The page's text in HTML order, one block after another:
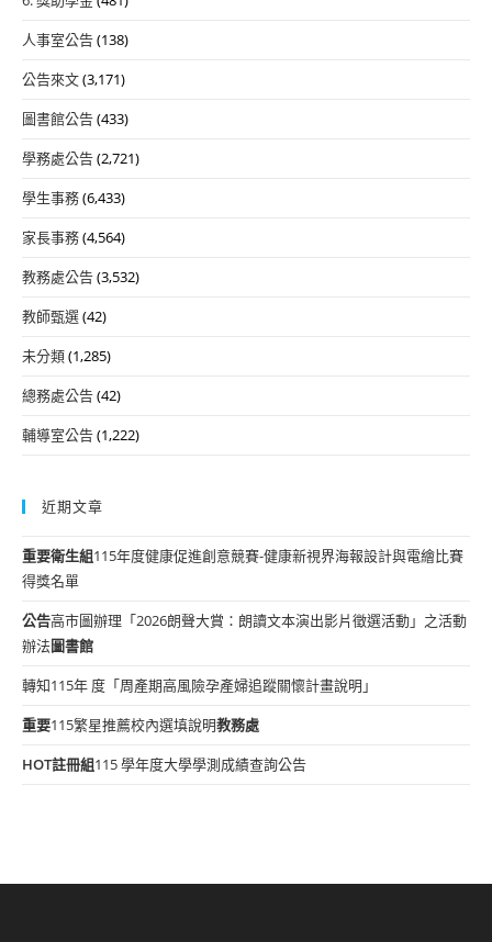
人事室公告(138)
公告來文(3,171)
圖書館公告(433)
學務處公告(2,721)
學生事務(6,433)
家長事務(4,564)
教務處公告(3,532)
教師甄選(42)
未分類(1,285)
總務處公告(42)
輔導室公告(1,222)
近期文章
重要衛生組115年度健康促進創意競賽-健康新視界海報設計與電繪比賽
得獎名單
公告高市圖辦理「2026朗聲大賞：朗讀文本演出影片徵選活動」之活動
辦法圖書館
轉知115年 度「周產期高風險孕產婦追蹤關懷計畫說明」
重要115繁星推薦校內選填說明教務處
HOT註冊組115 學年度大學學測成績查詢公告